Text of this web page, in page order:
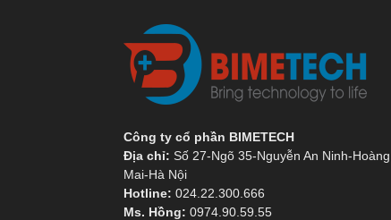
Công ty cổ phần BIMETECH
Địa chỉ: Số 27-Ngõ 35-Nguyễn An Ninh-Hoàng
Mai-Hà Nội
Hotline: 024.22.300.666
Ms. Hồng: 0974.90.59.55